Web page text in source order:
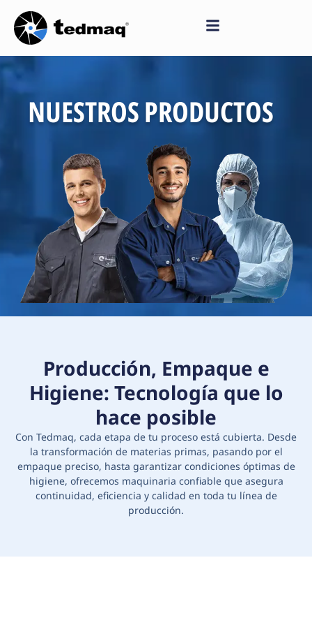
Saltar
al
contenido
NUESTROS PRODUCTOS
Producción, Empaque e
Higiene: Tecnología que lo
hace posible
Con Tedmaq, cada etapa de tu proceso está cubierta. Desde
la transformación de materias primas, pasando por el
empaque preciso, hasta garantizar condiciones óptimas de
higiene, ofrecemos maquinaria confiable que asegura
continuidad, eficiencia y calidad en toda tu línea de
producción.